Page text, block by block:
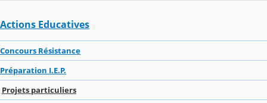
Actions Educatives
Concours Résistance
Préparation I.E.P.
Projets particuliers